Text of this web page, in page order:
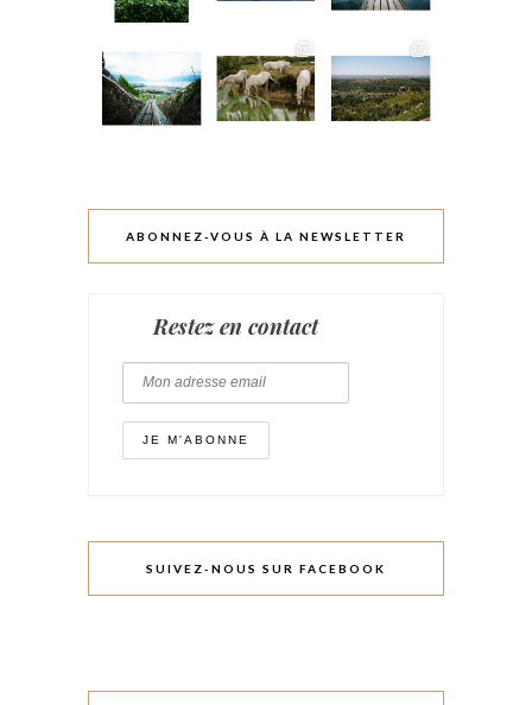
ABONNEZ-VOUS À LA NEWSLETTER
Restez en contact
SUIVEZ-NOUS SUR FACEBOOK